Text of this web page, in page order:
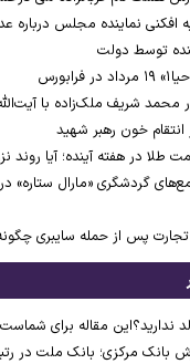
افکنی نماینده مجلس درباره
توسط دولت
محمد شریف ملک‌زاده با
انتقام خون رهبر شهید
طلا در هفته آینده؛ آیا روند
گردشگری «مارال ستاره»
پس از حمله سایبری
ندارید؟این مقاله برای شماست
بانک مرکزی؛ بانک ملت در